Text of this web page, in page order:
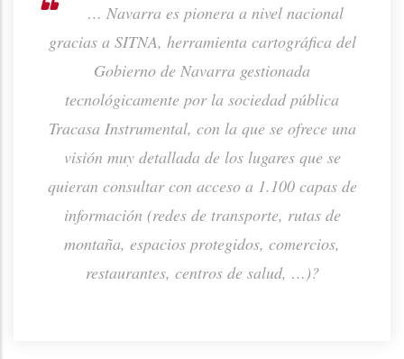
… Navarra es pionera a nivel nacional
gracias a SITNA, herramienta cartográfica del
Gobierno de Navarra gestionada
tecnológicamente por la sociedad pública
Tracasa Instrumental, con la que se ofrece una
visión muy detallada de los lugares que se
quieran consultar con acceso a 1.100 capas de
información (redes de transporte, rutas de
montaña, espacios protegidos, comercios,
restaurantes, centros de salud, …)?